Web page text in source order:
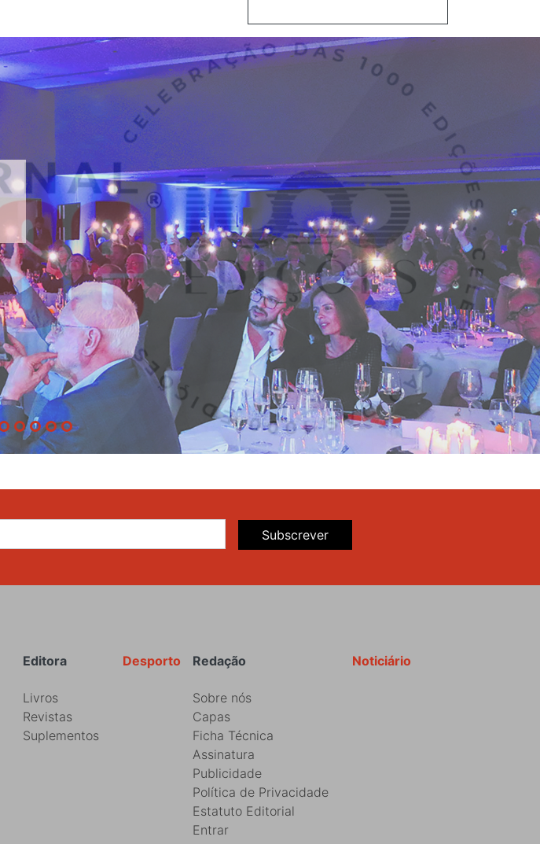
Subscrever
Noticiário
Redação
Sobre nós
Capas
Ficha Técnica
Assinatura
Publicidade
Política de Privacidade
Estatuto Editorial
Entrar
Desporto
Editora
Livros
Revistas
Suplementos